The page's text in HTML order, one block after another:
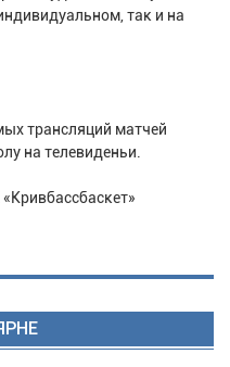
так и на
трансляций матчей
на телевиденьи.